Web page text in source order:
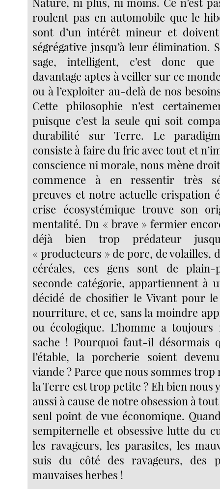
roulent pas en automobile que le
sont d’un intérêt mineur et
ségrégative jusqu’à leur élimination.
sage, intelligent, c’est donc
davantage aptes à veiller sur ce
ou à l’exploiter au-delà de nos
Cette philosophie n’est
puisque c’est la seule qui soit
durabilité sur Terre. Le
consiste à faire du fric avec tout et
conscience ni morale, nous mène
commence à en ressentir très
preuves et notre actuelle crispation
crise écosystémique trouve son
mentalité. Du « brave » fermier
déjà bien trop prédateur
« producteurs » de porc, de volailles,
céréales, ces gens sont de plain-
seconde catégorie, appartiennent à
décidé de chosifier le Vivant pour
nourriture, et ce, sans la moindre
ou écologique. L’homme a toujours
sache ! Pourquoi faut-il désormais
l’étable, la porcherie soient
viande ? Parce que nous sommes
la Terre est trop petite ? Eh bien nous
aussi à cause de notre obsession à
seul point de vue économique.
sempiternelle et obsessive lutte du
les ravageurs, les parasites, les
suis du côté des ravageurs, des
mauvaises herbes !